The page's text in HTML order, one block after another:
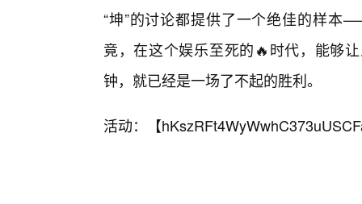
“坤”的讨论都提供了一个绝佳的样本
竟，在这个娱乐至死的🔥时代，能够
钟，就已经是一场了不起的胜利。
活动：【